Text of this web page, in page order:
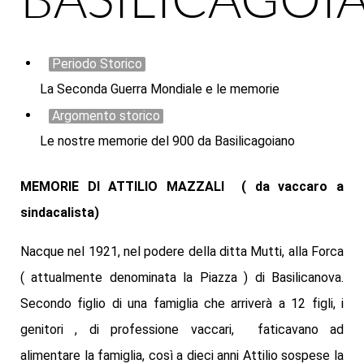
Periodo Storico
La Seconda Guerra Mondiale e le memorie
Argomento storico
Le nostre memorie del 900 da Basilicagoiano
MEMORIE DI ATTILIO MAZZALI ( da vaccaro a
sindacalista)
Nacque nel 1921, nel podere della ditta Mutti, alla Forca
( attualmente denominata la Piazza ) di Basilicanova.
Secondo figlio di una famiglia che arriverà a 12 figli, i
genitori , di professione vaccari, faticavano ad
alimentare la famiglia, così a dieci anni Attilio sospese la